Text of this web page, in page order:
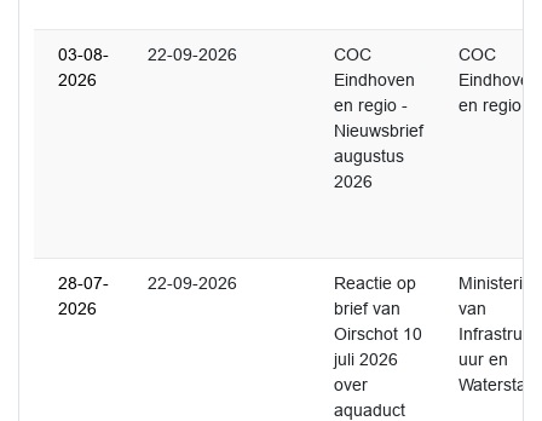
03-08-
2026
22-09-2026
COC
Eindhoven
en regio -
Nieuwsbrief
augustus
2026
COC
Eindhoven
en regio
28-07-
2026
22-09-2026
Reactie op
brief van
Oirschot 10
juli 2026
over
aquaduct
Ministerie
van
Infrastruct
uur en
Waterstaat